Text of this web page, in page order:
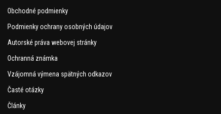
Obchodné podmienky
Podmienky ochrany osobných údajov
Autorské práva webovej stránky
Ochranná známka
Vzájomná výmena spätných odkazov
Časté otázky
Články